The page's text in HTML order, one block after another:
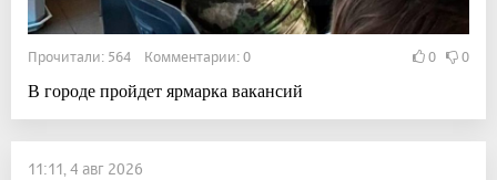
Прочитали: 564 Комментарии: 0 0 0
В городе пройдет ярмарка вакансий
11:11, 4 авг 2026